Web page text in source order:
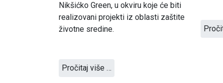
Nikšićko Green, u okviru koje će biti
realizovani projekti iz oblasti zaštite
životne sredine.
Pročitaj više …